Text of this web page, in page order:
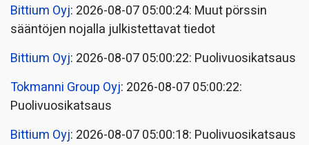
Bittium Oyj: 2026-08-07 05:00:24: Muut pörssin
sääntöjen nojalla julkistettavat tiedot
Bittium Oyj: 2026-08-07 05:00:22: Puolivuosikatsaus
Tokmanni Group Oyj: 2026-08-07 05:00:22:
Puolivuosikatsaus
Bittium Oyj: 2026-08-07 05:00:18: Puolivuosikatsaus